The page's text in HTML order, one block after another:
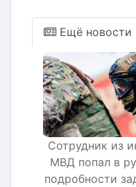
Ещё новости
Сотрудник из
МВД попал в
подробности